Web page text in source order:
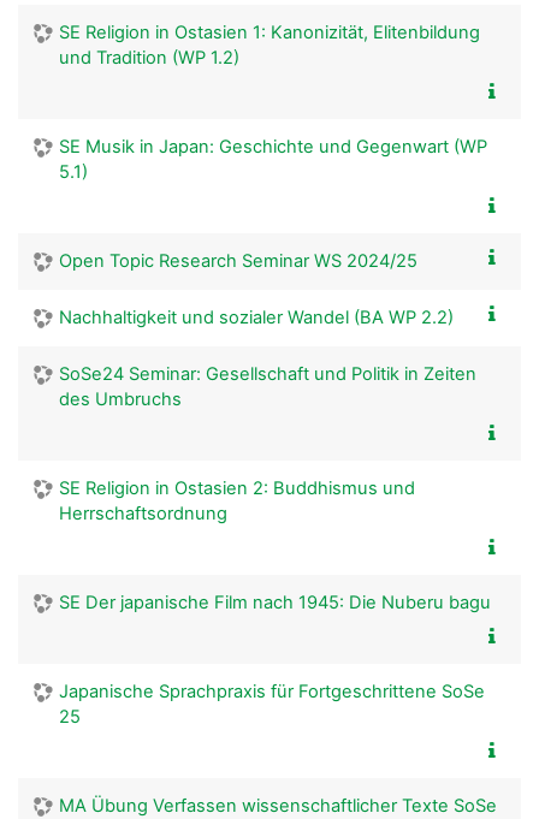
SE Religion in Ostasien 1: Kanonizität, Elitenbildung
und Tradition (WP 1.2)
SE Musik in Japan: Geschichte und Gegenwart (WP
5.1)
Open Topic Research Seminar WS 2024/25
Nachhaltigkeit und sozialer Wandel (BA WP 2.2)
SoSe24 Seminar: Gesellschaft und Politik in Zeiten
des Umbruchs
SE Religion in Ostasien 2: Buddhismus und
Herrschaftsordnung
SE Der japanische Film nach 1945: Die Nuberu bagu
Japanische Sprachpraxis für Fortgeschrittene SoSe
25
MA Übung Verfassen wissenschaftlicher Texte SoSe